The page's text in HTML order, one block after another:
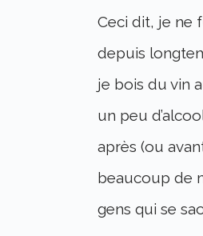
Ceci dit, je ne
depuis
je bois du vin
un peu
après (ou
beaucoup de
gens qui se